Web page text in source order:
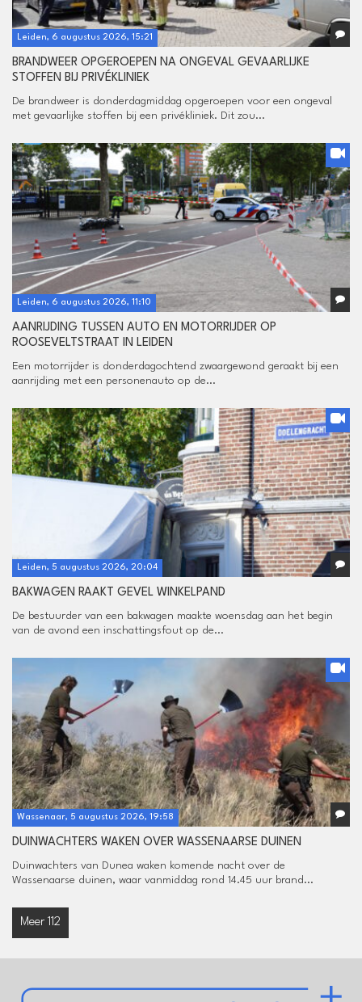
Leiden, 6 augustus 2026, 15:21
BRANDWEER OPGEROEPEN NA ONGEVAL GEVAARLIJKE
STOFFEN BIJ PRIVÉKLINIEK
De brandweer is donderdagmiddag opgeroepen voor een ongeval
met gevaarlijke stoffen bij een privékliniek. Dit zou...
Leiden, 6 augustus 2026, 11:10
AANRIJDING TUSSEN AUTO EN MOTORRIJDER OP
ROOSEVELTSTRAAT IN LEIDEN
Een motorrijder is donderdagochtend zwaargewond geraakt bij een
aanrijding met een personenauto op de...
Leiden, 5 augustus 2026, 20:04
BAKWAGEN RAAKT GEVEL WINKELPAND
De bestuurder van een bakwagen maakte woensdag aan het begin
van de avond een inschattingsfout op de...
Wassenaar, 5 augustus 2026, 19:58
DUINWACHTERS WAKEN OVER WASSENAARSE DUINEN
Duinwachters van Dunea waken komende nacht over de
Wassenaarse duinen, waar vanmiddag rond 14.45 uur brand...
Meer 112